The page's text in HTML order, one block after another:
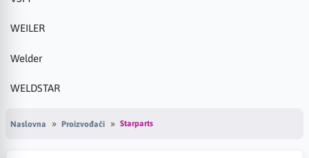
WEILER
Welder
WELDSTAR
Naslovna Proizvođači Starparts